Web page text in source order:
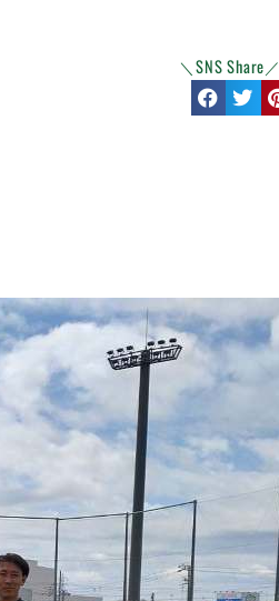
＼SNS Share／